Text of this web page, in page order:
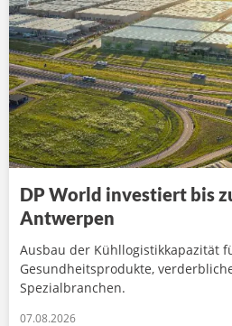
DP World investiert bis
Antwerpen
Ausbau der Kühllogistikkapazität
Gesundheitsprodukte,
Spezialbranchen.
07.08.2026